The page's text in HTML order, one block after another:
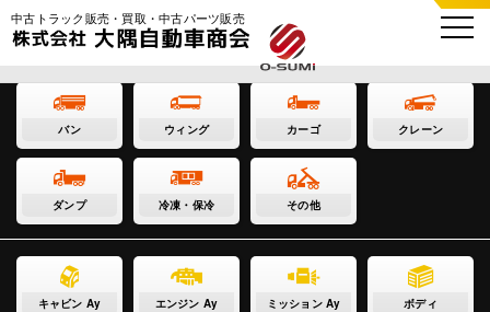
中古トラック販売・買取・中古パーツ販売
バン ウィング カーゴ クレーン
ダンプ 冷凍・保冷 その他
キャビン Ay エンジン Ay ミッション Ay ボディ